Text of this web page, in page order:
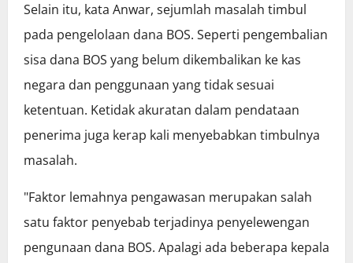
Selain itu, kata Anwar, sejumlah masalah timbul
pada pengelolaan dana BOS. Seperti pengembalian
sisa dana BOS yang belum dikembalikan ke kas
negara dan penggunaan yang tidak sesuai
ketentuan. Ketidak akuratan dalam pendataan
penerima juga kerap kali menyebabkan timbulnya
masalah.
"Faktor lemahnya pengawasan merupakan salah
satu faktor penyebab terjadinya penyelewengan
pengunaan dana BOS. Apalagi ada beberapa kepala